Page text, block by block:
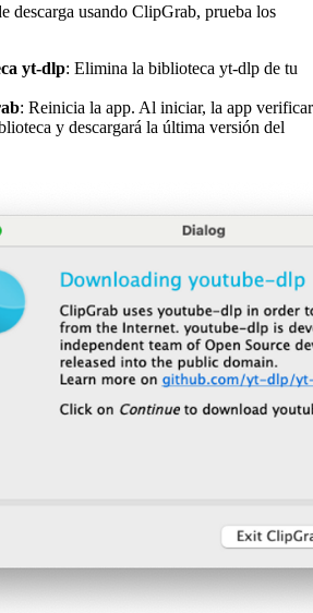
descarga usando ClipGrab, prueba los
yt-dlp: Elimina la biblioteca yt-dlp de tu
: Reinicia la app. Al iniciar, la app
y descargará la última versión del